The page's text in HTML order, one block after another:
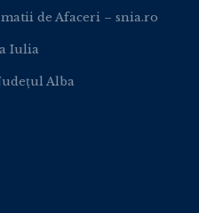
de Afaceri – snia.ro
Iulia
Alba